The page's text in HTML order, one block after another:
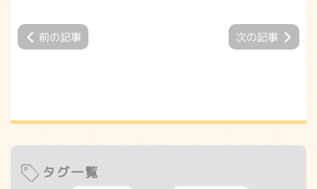
前の記事 次の記事
タグ一覧